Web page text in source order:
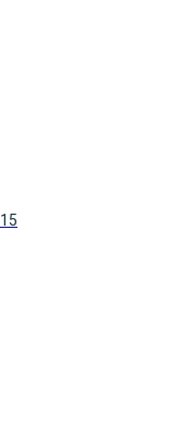
15